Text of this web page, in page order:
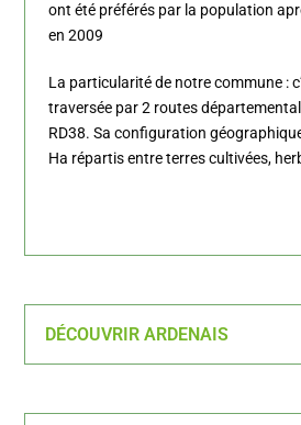
ont été préférés par la population
en 2009
La particularité de notre commune :
traversée par 2 routes
RD38. Sa configuration
Ha répartis entre terres cultivées,
DÉCOUVRIR ARDENAIS